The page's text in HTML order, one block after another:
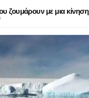
ζουμάρουν με μια κίνηση